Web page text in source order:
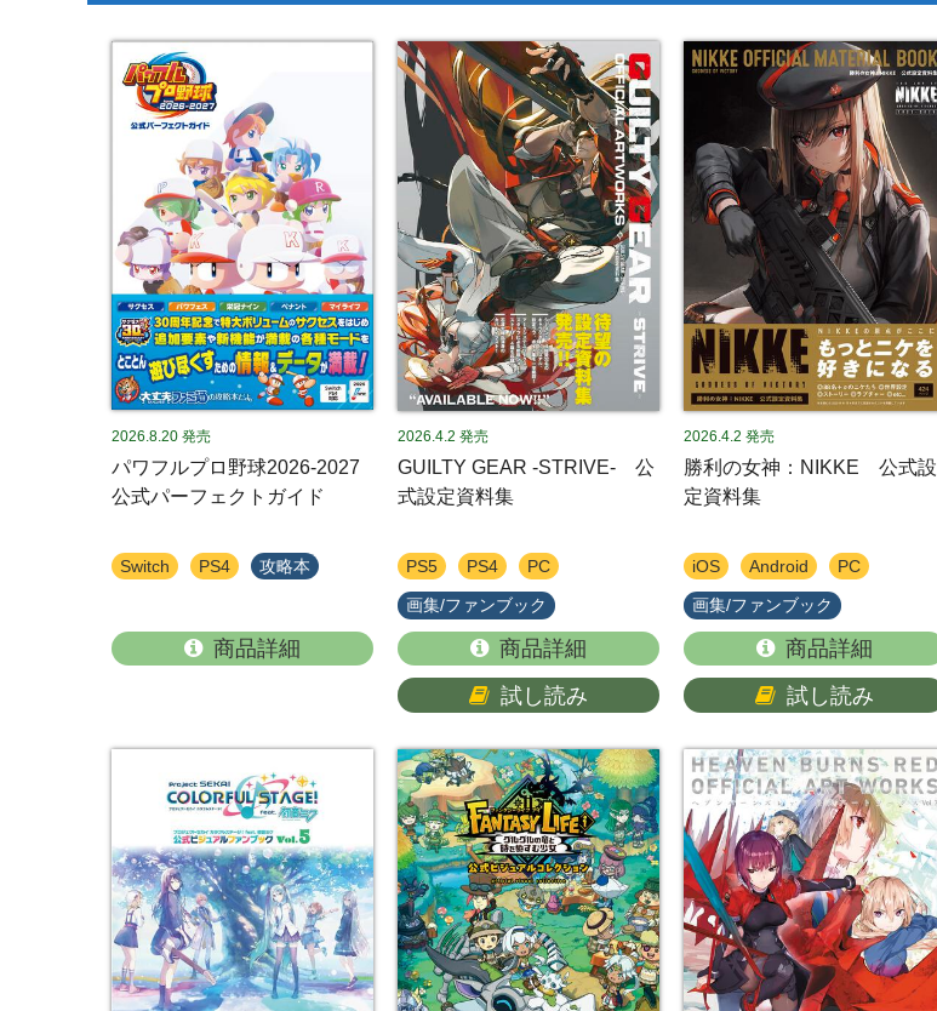
2026.8.20 発売
パワフルプロ野球2026-2027
公式パーフェクトガイド
Switch PS4 攻略本
商品詳細
2026.4.2 発売
GUILTY GEAR -STRIVE- 公
式設定資料集
PS5 PS4 PC
画集/ファンブック
商品詳細
試し読み
2026.4.2 発売
勝利の女神：NIKKE 公式設
定資料集
iOS Android PC
画集/ファンブック
商品詳細
試し読み